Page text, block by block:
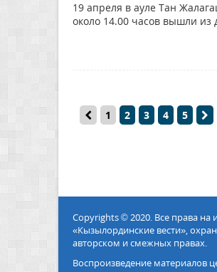
19 апреля в ауле Тан
около 14.00 часов вышли из
1 2 3 4 5
Copyrights © 2020. Все права
«Кызылординские вести»,
авторском и смежных правах.
Воспроизведение материалов